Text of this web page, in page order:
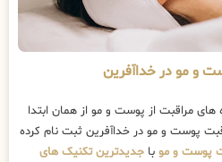
و مو در خداآفرین
های مراقبت از پوست و مو از همان ابتدا
پوست و مو در خداآفرین ثبت نام کرده
پوست و مو با جدیدترین تکنیک های